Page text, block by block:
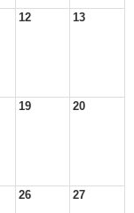
12 13
19 20
26 27